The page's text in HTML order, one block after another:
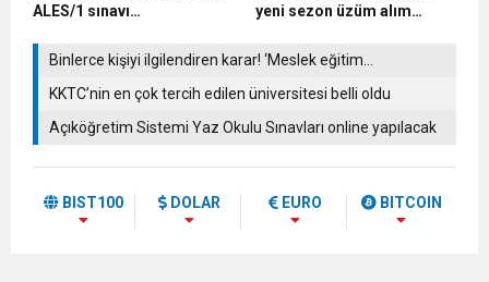
ALES/1 sınavı
yeni sezon üzüm alım
Binlerce kişiyi ilgilendiren karar! ‘Meslek eğitim
merkezlerinden lise diploması’
KKTC’nin en çok tercih edilen üniversitesi belli oldu
Açıköğretim Sistemi Yaz Okulu Sınavları online yapılacak
BIST100 DOLAR EURO BITCOIN